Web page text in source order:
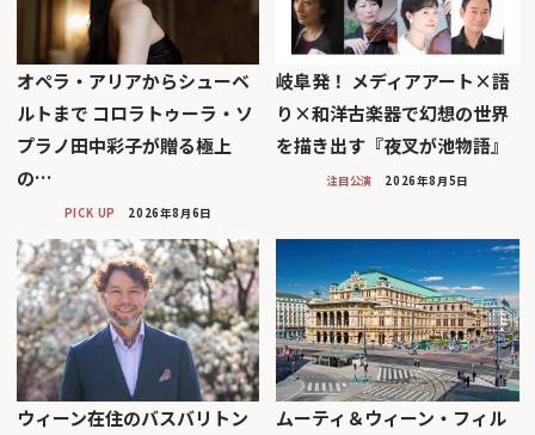
オペラ・アリアからシューベ
ルトまで コロラトゥーラ・ソ
プラノ田中彩子が贈る極上
の…
PICK UP 2026年8月6日
岐阜発！ メディアアート×語
り×和洋古楽器で幻想の世界
を描き出す『夜叉が池物語』
注目公演 2026年8月5日
ウィーン在住のバスバリトン
ムーティ＆ウィーン・フィル